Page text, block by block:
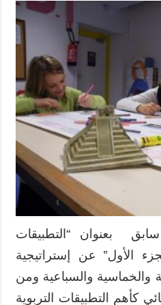
بعنوان “التطبيقات
الأول” عن إستراتيجية
والخماسية والسباعية ومن
كأهم التطبيقات التربوية